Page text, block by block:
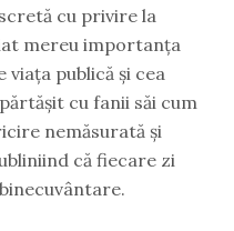
cu privire la
mereu importanța
publică și cea
cu fanii săi cum
nemăsurată și
că fiecare zi